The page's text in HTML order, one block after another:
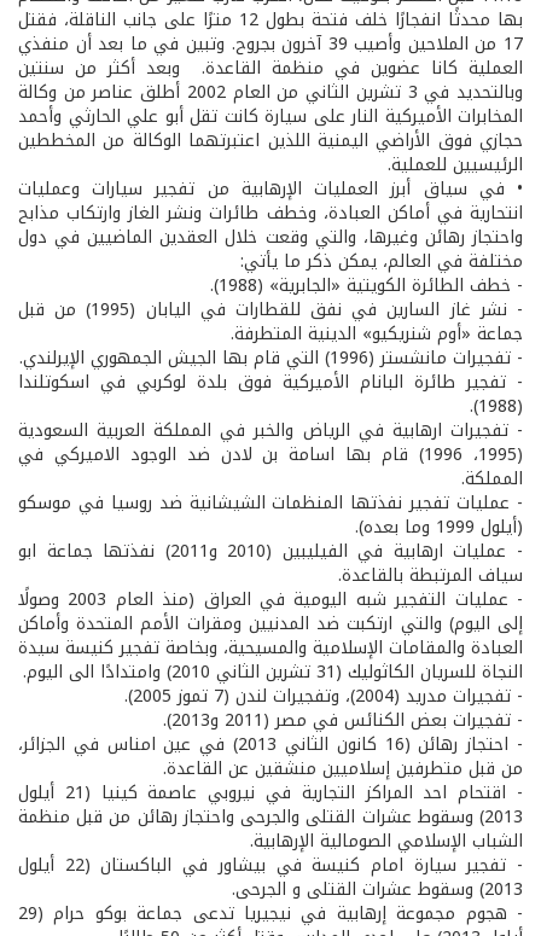
بها محدثًا انفجارًا خلف فتحة بطول 12 مترًا على جانب الناقلة، فقتل
17 من الملاحين وأصيب 39 آخرون بجروح. وتبين في ما بعد أن منفذي
العملية كانا عضوين في منظمة القاعدة. وبعد أكثر من سنتين
وبالتحديد في 3 تشرين الثاني من العام 2002 أطلق عناصر من وكالة
المخابرات الأميركية النار على سيارة كانت تقل أبو علي الحارثي وأحمد
حجازي فوق الأراضي اليمنية اللذين اعتبرتهما الوكالة من المخططين
الرئيسيين للعملية.
• في سياق أبرز العمليات الإرهابية من تفجير سيارات وعمليات
انتحارية في أماكن العبادة، وخطف طائرات ونشر الغاز وارتكاب مذابح
واحتجاز رهائن وغيرها، والتي وقعت خلال العقدين الماضيين في دول
مختلفة في العالم، يمكن ذكر ما يأتي:
- خطف الطائرة الكويتية «الجابرية» (1988).
- نشر غاز السارين في نفق للقطارات في اليابان (1995) من قبل
جماعة «أوم شنريكيو» الدينية المتطرفة.
- تفجيرات مانشستر (1996) التي قام بها الجيش الجمهوري الإيرلندي.
- تفجير طائرة البانام الأميركية فوق بلدة لوكربي في اسكوتلندا
(1988).
- تفجيرات ارهابية في الرياض والخبر في المملكة العربية السعودية
(1995، 1996) قام بها اسامة بن لادن ضد الوجود الاميركي في
المملكة.
- عمليات تفجير نفذتها المنظمات الشيشانية ضد روسيا في موسكو
(أيلول 1999 وما بعده).
- عمليات ارهابية في الفيليبين (2010 و2011) نفذتها جماعة ابو
سياف المرتبطة بالقاعدة.
- عمليات التفجير شبه اليومية في العراق (منذ العام 2003 وصولًا
إلى اليوم) والتي ارتكبت ضد المدنيين ومقرات الأمم المتحدة وأماكن
العبادة والمقامات الإسلامية والمسيحية، وبخاصة تفجير كنيسة سيدة
النجاة للسريان الكاثوليك (31 تشرين الثاني 2010) وامتدادًا الى اليوم.
- تفجيرات مدريد (2004)، وتفجيرات لندن (7 تموز 2005).
- تفجيرات بعض الكنائس في مصر (2011 و2013).
- احتجاز رهائن (16 كانون الثاني 2013) في عين امناس في الجزائر،
من قبل متطرفين إسلاميين منشقين عن القاعدة.
- اقتحام احد المراكز التجارية في نيروبي عاصمة كينيا (21 أيلول
2013) وسقوط عشرات القتلى والجرحى واحتجاز رهائن من قبل منظمة
الشباب الإسلامي الصومالية الإرهابية.
- تفجير سيارة امام كنيسة في بيشاور في الباكستان (22 أيلول
2013) وسقوط عشرات القتلى و الجرحى.
- هجوم مجموعة إرهابية في نيجيريا تدعى جماعة بوكو حرام (29